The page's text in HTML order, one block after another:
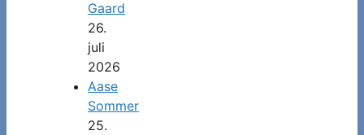
Gaard
26.
juli
2026
Aase
Sommer
25.